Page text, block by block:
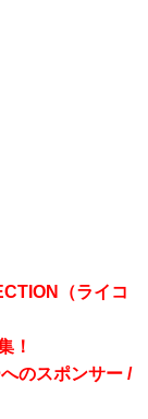
（ライコ
！
のスポンサー /